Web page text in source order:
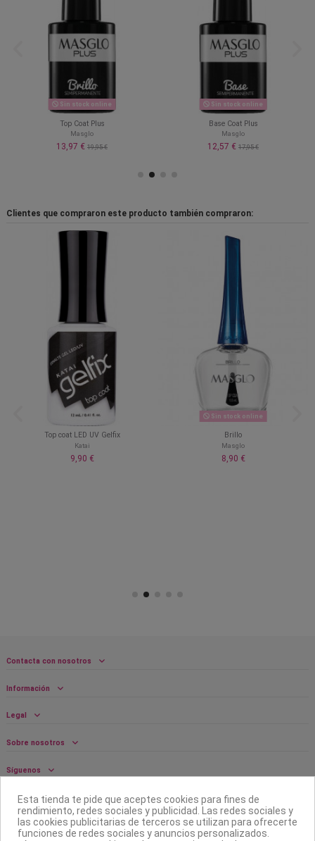
Sin stock online
Top Coat Plus
Masglo
13,97 € 19,95 €
Sin stock online
Base Coat Plus
Masglo
12,57 € 17,95 €
Clientes que compraron este producto también compraron:
Top coat LED UV Gelfix
Katai
9,90 €
Sin stock online
Brillo
Masglo
8,90 €
Contacta con nosotros
Información
Legal
Sobre nosotros
Síguenos
Boletín
Esta tienda te pide que aceptes cookies para fines de
rendimiento, redes sociales y publicidad. Las redes sociales y
las cookies publicitarias de terceros se utilizan para ofrecerte
funciones de redes sociales y anuncios personalizados.